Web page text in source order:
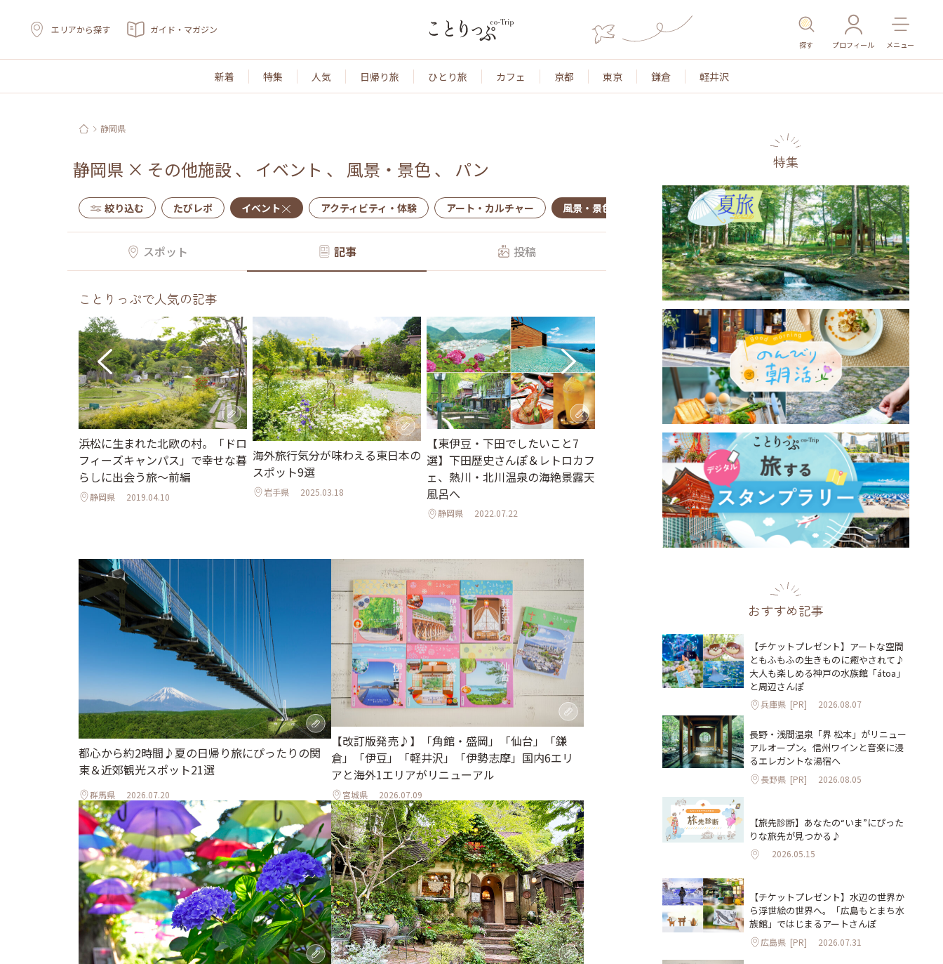
エリアから探す ガイド・マガジン
探す プロフィール メニュー
新着 特集 人気 日帰り旅 ひとり旅 カフェ 京都 東京 鎌倉 軽井沢
静岡県
静岡県 × その他施設、 イベント 、 風景・景色 、 パン
絞り込む たびレポ イベント アクティビティ・体験 アート・カルチャー 風景・景色 名所・旧跡 温泉・スパ その他施設 ごはん
スポット 記事 投稿
ことりっぷで人気の記事
浜松に生まれた北欧の村。「ドロ
フィーズキャンパス」で幸せな暮
らしに出会う旅～前編
静岡県 2019.04.10
海外旅行気分が味わえる東日本の
スポット9選
岩手県 2025.03.18
【東伊豆・下田でしたいこと7
選】下田歴史さんぽ＆レトロカフ
ェ、熱川・北川温泉の海絶景露天
風呂へ
静岡県 2022.07.22
中世のヨーロッパみたい♪ 静
岡・浜松「ぬくもりの森」で絵本
の世界へワープ
2026.05.26
都心から約2時間♪夏の日帰り旅にぴったりの関
東＆近郊観光スポット21選
群馬県 2026.07.20
【改訂版発売♪】「角館・盛岡」「仙台」「鎌
倉」「伊豆」「軽井沢」「伊勢志摩」国内6エリ
アと海外1エリアがリニューアル
宮城県 2026.07.09
特集
おすすめ記事
【チケットプレゼント】アートな空間
ともふもふの生きものに癒やされて♪
大人も楽しめる神戸の水族館「átoa」
と周辺さんぽ
兵庫県 [PR] 2026.08.07
長野・浅間温泉「界 松本」がリニュー
アルオープン。信州ワインと音楽に浸
るエレガントな湯宿へ
長野県 [PR] 2026.08.05
【旅先診断】あなたの“いま”にぴった
りな旅先が見つかる♪
2026.05.15
【チケットプレゼント】水辺の世界か
ら浮世絵の世界へ。「広島もとまち水
族館」ではじまるアートさんぽ
広島県 [PR] 2026.07.31